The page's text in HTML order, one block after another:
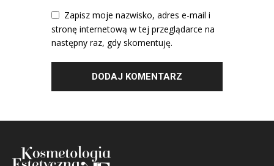
Zapisz moje nazwisko, adres e-mail i
stronę internetową w tej przeglądarce na
następny raz, gdy skomentuję.